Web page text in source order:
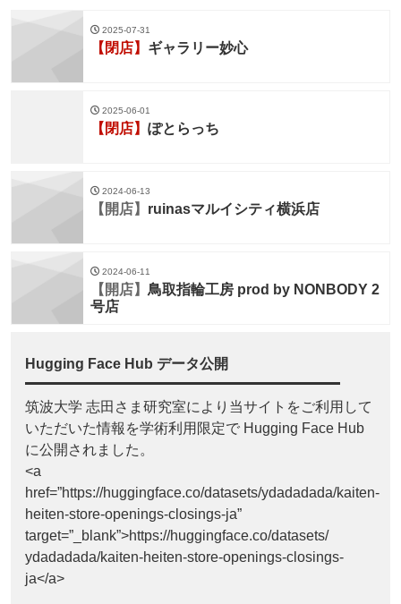
2025-07-31
【閉店】 ギャラリー妙心
2025-06-01
【閉店】 ぽとらっち
2024-06-13
【開店】 ruinasマルイシティ横浜店
2024-06-11
【開店】 鳥取指輪工房 prod by NONBODY 2
号店
Hugging Face Hub データ公開
筑波大学 志田さま研究室により当サイトをご利用して
いただいた情報を学術利用限定で Hugging Face Hub
に公開されました。
<a
href=”https://huggingface.co/datasets/ydadadada/kaiten-
heiten-store-openings-closings-ja”
target=”_blank”>https://huggingface.co/datasets/
ydadadada/kaiten-heiten-store-openings-closings-
ja</a>